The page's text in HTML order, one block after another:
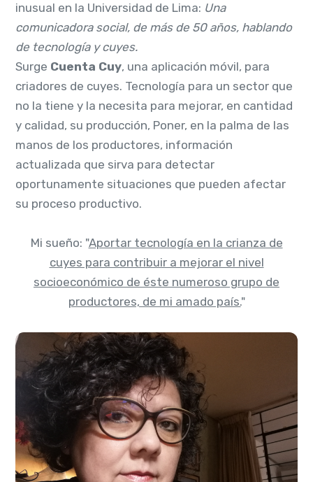
inusual en la Universidad de Lima: Una
comunicadora social, de más de 50 años, hablando
de tecnología y cuyes.
Surge Cuenta Cuy, una aplicación móvil, para
criadores de cuyes. Tecnología para un sector que
no la tiene y la necesita para mejorar, en cantidad
y calidad, su producción, Poner, en la palma de las
manos de los productores, información
actualizada que sirva para detectar
oportunamente situaciones que pueden afectar
su proceso productivo.
Mi sueño: "Aportar tecnología en la crianza de
cuyes para contribuir a mejorar el nivel
socioeconómico de éste numeroso grupo de
productores, de mi amado país."